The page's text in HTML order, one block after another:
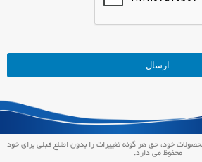
ارسال
خود، حق هر گونه تغییرات را بدون اطلاع قبلی برای خود
محفوظ می دارد.